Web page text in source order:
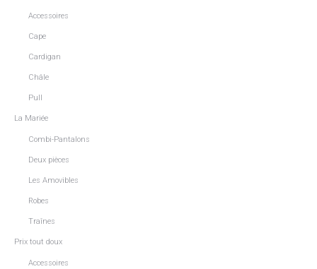
Accessoires
Cape
Cardigan
Châle
Pull
La Mariée
Combi-Pantalons
Deux pièces
Les Amovibles
Robes
Traînes
Prix tout doux
Accessoires